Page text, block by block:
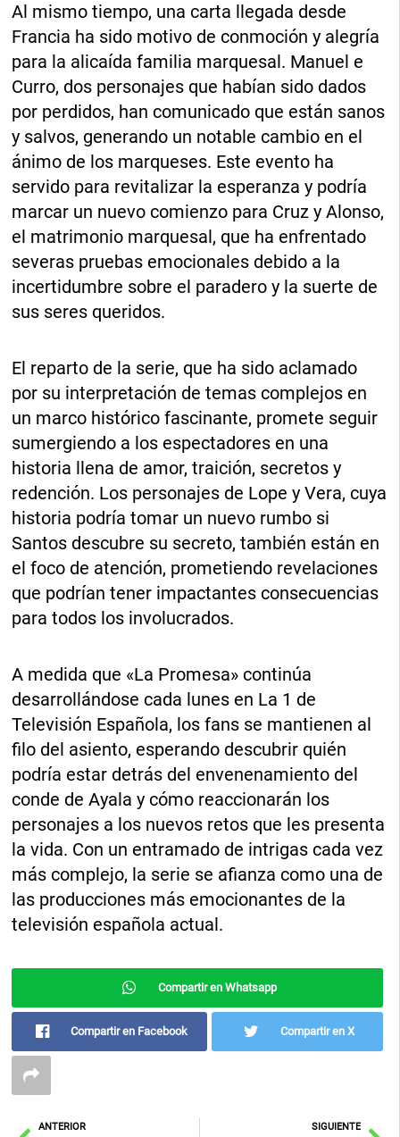
Al mismo tiempo, una carta llegada desde
Francia ha sido motivo de conmoción y alegría
para la alicaída familia marquesal. Manuel e
Curro, dos personajes que habían sido dados
por perdidos, han comunicado que están sanos
y salvos, generando un notable cambio en el
ánimo de los marqueses. Este evento ha
servido para revitalizar la esperanza y podría
marcar un nuevo comienzo para Cruz y Alonso,
el matrimonio marquesal, que ha enfrentado
severas pruebas emocionales debido a la
incertidumbre sobre el paradero y la suerte de
sus seres queridos.
El reparto de la serie, que ha sido aclamado
por su interpretación de temas complejos en
un marco histórico fascinante, promete seguir
sumergiendo a los espectadores en una
historia llena de amor, traición, secretos y
redención. Los personajes de Lope y Vera, cuya
historia podría tomar un nuevo rumbo si
Santos descubre su secreto, también están en
el foco de atención, prometiendo revelaciones
que podrían tener impactantes consecuencias
para todos los involucrados.
A medida que «La Promesa» continúa
desarrollándose cada lunes en La 1 de
Televisión Española, los fans se mantienen al
filo del asiento, esperando descubrir quién
podría estar detrás del envenenamiento del
conde de Ayala y cómo reaccionarán los
personajes a los nuevos retos que les presenta
la vida. Con un entramado de intrigas cada vez
más complejo, la serie se afianza como una de
las producciones más emocionantes de la
televisión española actual.
Compartir en Whatsapp
Compartir en Facebook Compartir en X
AntANTERIOR SIGUIENTE